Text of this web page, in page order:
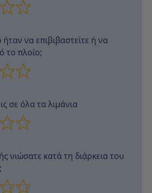
να επιβιβαστείτε ή να
το πλοίο;
σε όλα τα λιμάνια
νιώσατε κατά τη διάρκεια του